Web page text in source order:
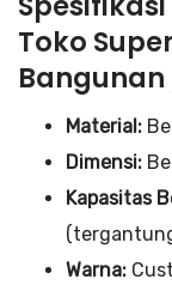
Toko
Material:
Dimensi:
Kapasitas
Warna: